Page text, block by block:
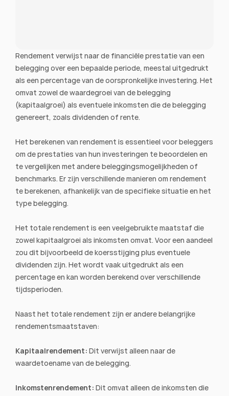
Rendement verwijst naar de financiële prestatie van een
belegging over een bepaalde periode, meestal uitgedrukt
als een percentage van de oorspronkelijke investering. Het
omvat zowel de waardegroei van de belegging
(kapitaalgroei) als eventuele inkomsten die de belegging
genereert, zoals dividenden of rente.
Het berekenen van rendement is essentieel voor beleggers
om de prestaties van hun investeringen te beoordelen en
te vergelijken met andere beleggingsmogelijkheden of
benchmarks. Er zijn verschillende manieren om rendement
te berekenen, afhankelijk van de specifieke situatie en het
type belegging.
Het totale rendement is een veelgebruikte maatstaf die
zowel kapitaalgroei als inkomsten omvat. Voor een aandeel
zou dit bijvoorbeeld de koersstijging plus eventuele
dividenden zijn. Het wordt vaak uitgedrukt als een
percentage en kan worden berekend over verschillende
tijdsperioden.
Naast het totale rendement zijn er andere belangrijke
rendementsmaatstaven:
Kapitaalrendement: Dit verwijst alleen naar de
waardetoename van de belegging.
Inkomstenrendement: Dit omvat alleen de inkomsten die